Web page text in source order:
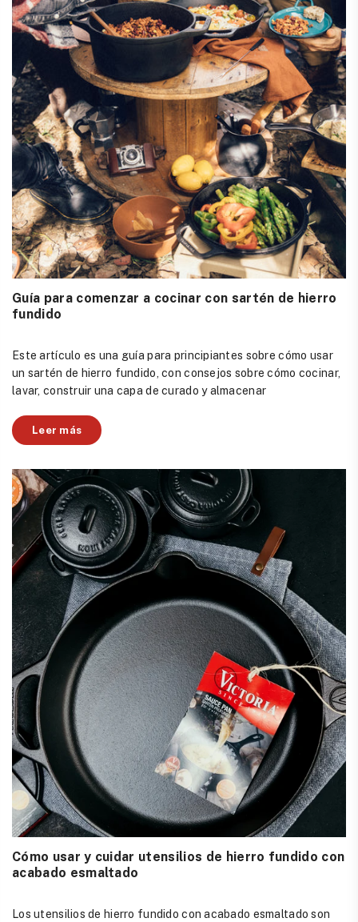
Guía para comenzar a cocinar con sartén de hierro
fundido
Este artículo es una guía para principiantes sobre cómo usar
un sartén de hierro fundido, con consejos sobre cómo cocinar,
lavar, construir una capa de curado y almacenar
Leer más
Cómo usar y cuidar utensilios de hierro fundido con
acabado esmaltado
Los utensilios de hierro fundido con acabado esmaltado son